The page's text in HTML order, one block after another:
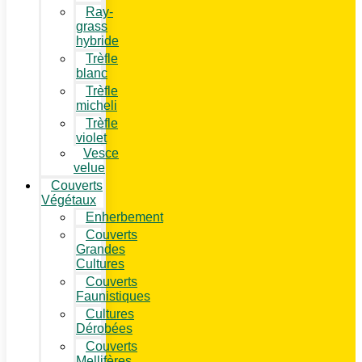
Ray-
grass
hybride
Trèfle
blanc
Trèfle
micheli
Trèfle
violet
Vesce
velue
Couverts
Végétaux
Enherbement
Couverts
Grandes
Cultures
Couverts
Faunistiques
Cultures
Dérobées
Couverts